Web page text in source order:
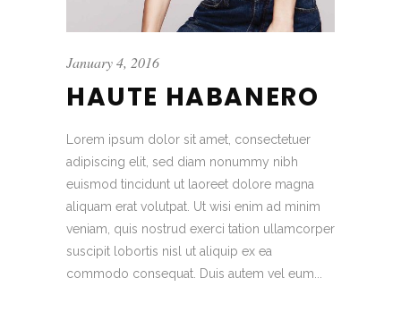
January 4, 2016
HAUTE HABANERO
Lorem ipsum dolor sit amet, consectetuer
adipiscing elit, sed diam nonummy nibh
euismod tincidunt ut laoreet dolore magna
aliquam erat volutpat. Ut wisi enim ad minim
veniam, quis nostrud exerci tation ullamcorper
suscipit lobortis nisl ut aliquip ex ea
commodo consequat. Duis autem vel eum...